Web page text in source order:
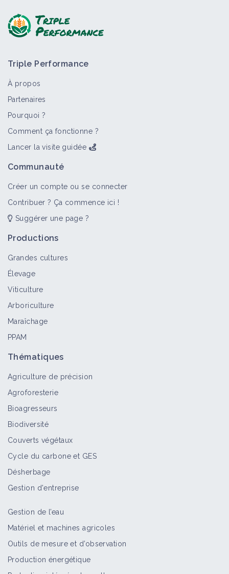
Triple Performance
À propos
Partenaires
Pourquoi ?
Comment ça fonctionne ?
Lancer la visite guidée
Communauté
Créer un compte ou se connecter
Contribuer ? Ça commence ici !
Suggérer une page ?
Productions
Grandes cultures
Élevage
Viticulture
Arboriculture
Maraîchage
PPAM
Thématiques
Agriculture de précision
Agroforesterie
Bioagresseurs
Biodiversité
Couverts végétaux
Cycle du carbone et GES
Désherbage
Gestion d'entreprise
Gestion de l’eau
Matériel et machines agricoles
Outils de mesure et d’observation
Production énergétique